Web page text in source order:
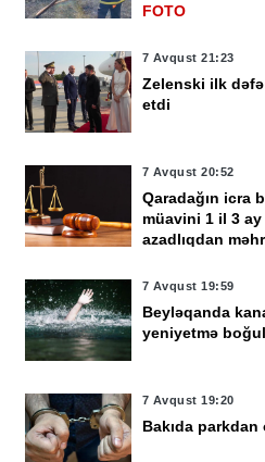
FOTO
7 Avqust 21:23
Zelenski ilk
etdi
7 Avqust 20:52
Qaradağın icra
müavini 1 il 3
azadlıqdan
7 Avqust 19:59
Beyləqanda
yeniyetmə
7 Avqust 19:20
Bakıda